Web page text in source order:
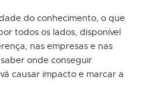
do conhecimento, o que
todos os lados, disponível
nas empresas e nas
onde conseguir
causar impacto e marcar a